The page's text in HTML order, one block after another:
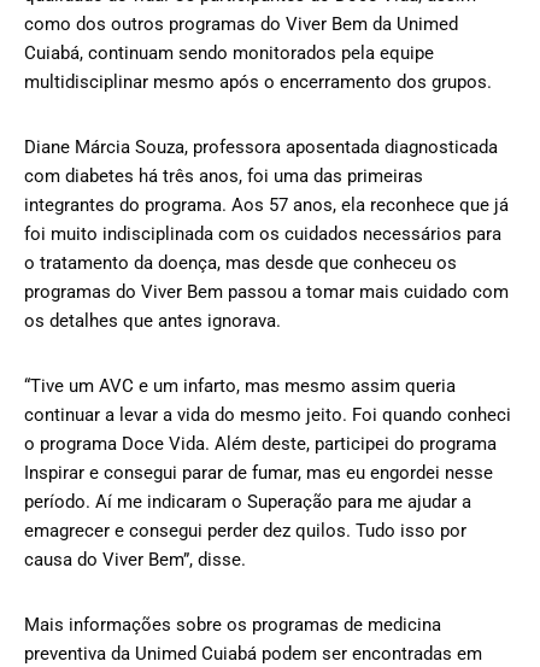
como dos outros programas do Viver Bem da Unimed
Cuiabá, continuam sendo monitorados pela equipe
multidisciplinar mesmo após o encerramento dos grupos.
Diane Márcia Souza, professora aposentada diagnosticada
com diabetes há três anos, foi uma das primeiras
integrantes do programa. Aos 57 anos, ela reconhece que já
foi muito indisciplinada com os cuidados necessários para
o tratamento da doença, mas desde que conheceu os
programas do Viver Bem passou a tomar mais cuidado com
os detalhes que antes ignorava.
“Tive um AVC e um infarto, mas mesmo assim queria
continuar a levar a vida do mesmo jeito. Foi quando conheci
o programa Doce Vida. Além deste, participei do programa
Inspirar e consegui parar de fumar, mas eu engordei nesse
período. Aí me indicaram o Superação para me ajudar a
emagrecer e consegui perder dez quilos. Tudo isso por
causa do Viver Bem”, disse.
Mais informações sobre os programas de medicina
preventiva da Unimed Cuiabá podem ser encontradas em